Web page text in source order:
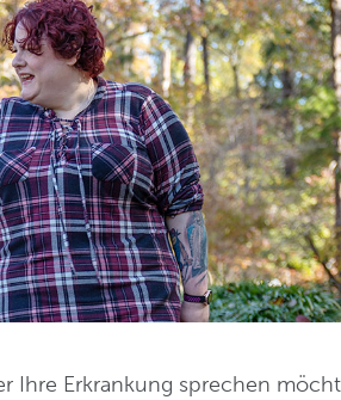
Ihre Erkrankung sprechen